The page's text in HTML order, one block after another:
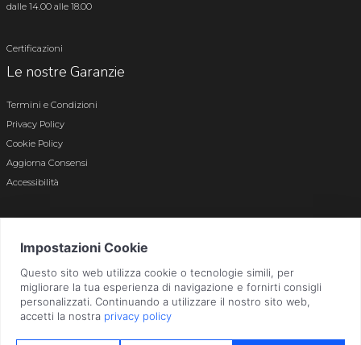
dalle 14.00 alle 18.00
Certificazioni
Le nostre Garanzie
Termini e Condizioni
Privacy Policy
Cookie Policy
Aggiorna Consensi
Accessibilità
Bergamo n. 01496180165 · Capitale Sociale i.v. € 800.000,00